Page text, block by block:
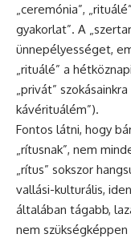
„ceremónia”,
gyakorlat”. A
ünnepélyességet,
„rituálé” a
„privát”
kávérituálém”).
Fontos látni, hogy
„rítusnak”, nem
„rítus” sokszor
vallási-kulturális,
általában tágabb,
nem